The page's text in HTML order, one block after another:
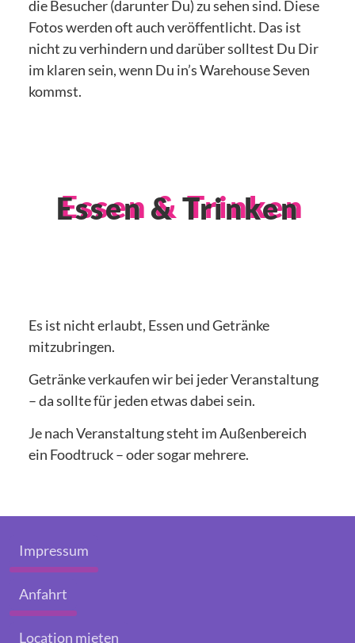
die Besucher (darunter Du) zu sehen sind. Diese
Fotos werden oft auch veröffentlicht. Das ist
nicht zu verhindern und darüber solltest Du Dir
im klaren sein, wenn Du in’s Warehouse Seven
kommst.
Essen & Trinken
Es ist nicht erlaubt, Essen und Getränke
mitzubringen.
Getränke verkaufen wir bei jeder Veranstaltung
– da sollte für jeden etwas dabei sein.
Je nach Veranstaltung steht im Außenbereich
ein Foodtruck – oder sogar mehrere.
Impressum
Anfahrt
Location mieten